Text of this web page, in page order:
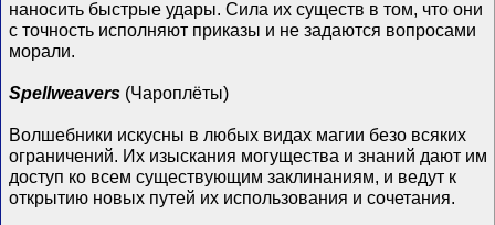
наносить быстрые удары. Сила их существ в том, что они
с точность исполняют приказы и не задаются вопросами
морали.
Spellweavers (Чароплёты)
Волшебники искусны в любых видах магии безо всяких
ограничений. Их изыскания могущества и знаний дают им
доступ ко всем существующим заклинаниям, и ведут к
открытию новых путей их использования и сочетания.